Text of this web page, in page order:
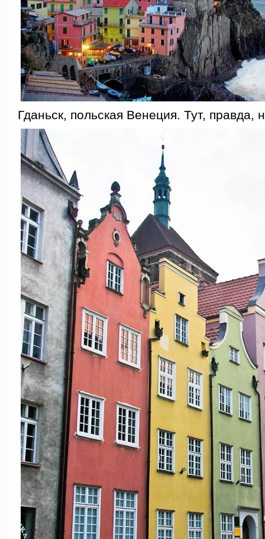
Гданьск, польская Венеция. Тут, правда,